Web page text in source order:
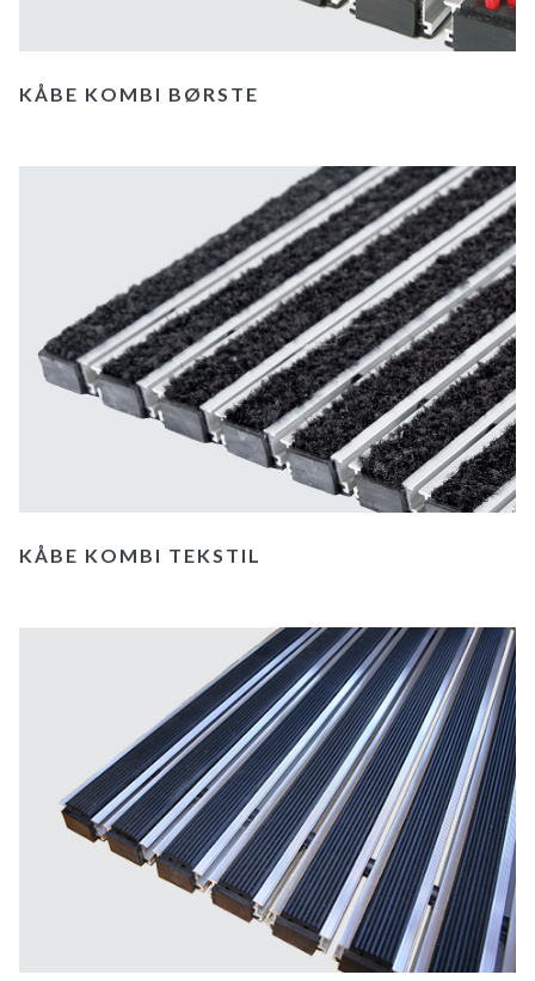
KÅBE KOMBI BØRSTE
KÅBE KOMBI TEKSTIL